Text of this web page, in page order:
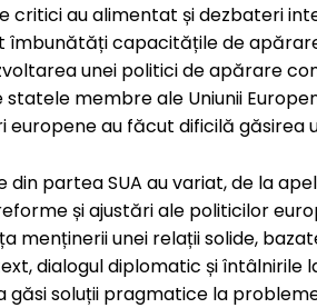
critici au alimentat și dezbateri
îmbunătăți capacitățile de
unei politici de apărare
membre ale Uniunii
au făcut dificilă găsirea
din partea SUA au variat, de la
și ajustări ale politicilor
menținerii unei relații solide,
dialogul diplomatic și întâlnirile
găsi soluții pragmatice la